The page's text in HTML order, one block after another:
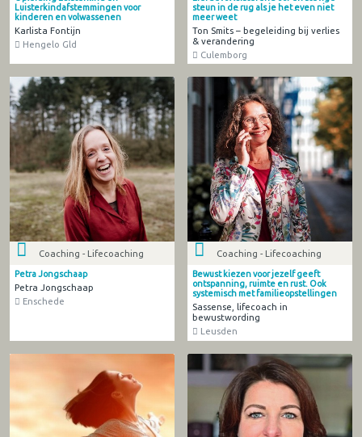
Luisterkindafstemmingen voor
kinderen en volwassenen
Karlista Fontijn
Hengelo Gld
steun in de rug als je het even niet
meer weet
Ton Smits – begeleiding bij verlies
& verandering
Culemborg
Coaching - Lifecoaching
Petra Jongschaap
Petra Jongschaap
Enschede
Coaching - Lifecoaching
Bewust kiezen voor jezelf geeft
ontspanning, ruimte en rust. Ook
systemisch met familieopstellingen
Sassense, lifecoach in
bewustwording
Leusden